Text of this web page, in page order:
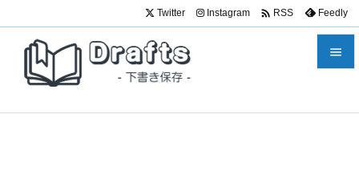

Twitter Instagram  RSS Feedly